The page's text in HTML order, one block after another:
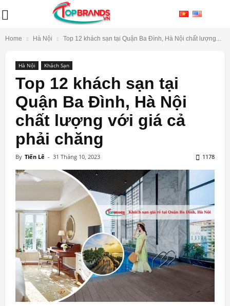
Home Hà Nội Top 12 khách sạn tại Quận Ba Đình, Hà Nội chất lượng...
Hà Nội Khách Sạn
Top 12 khách sạn tại
Quận Ba Đình, Hà Nội
chất lượng với giá cả
phải chăng
By Tiến Lê - 31 Tháng 10, 2023 1178